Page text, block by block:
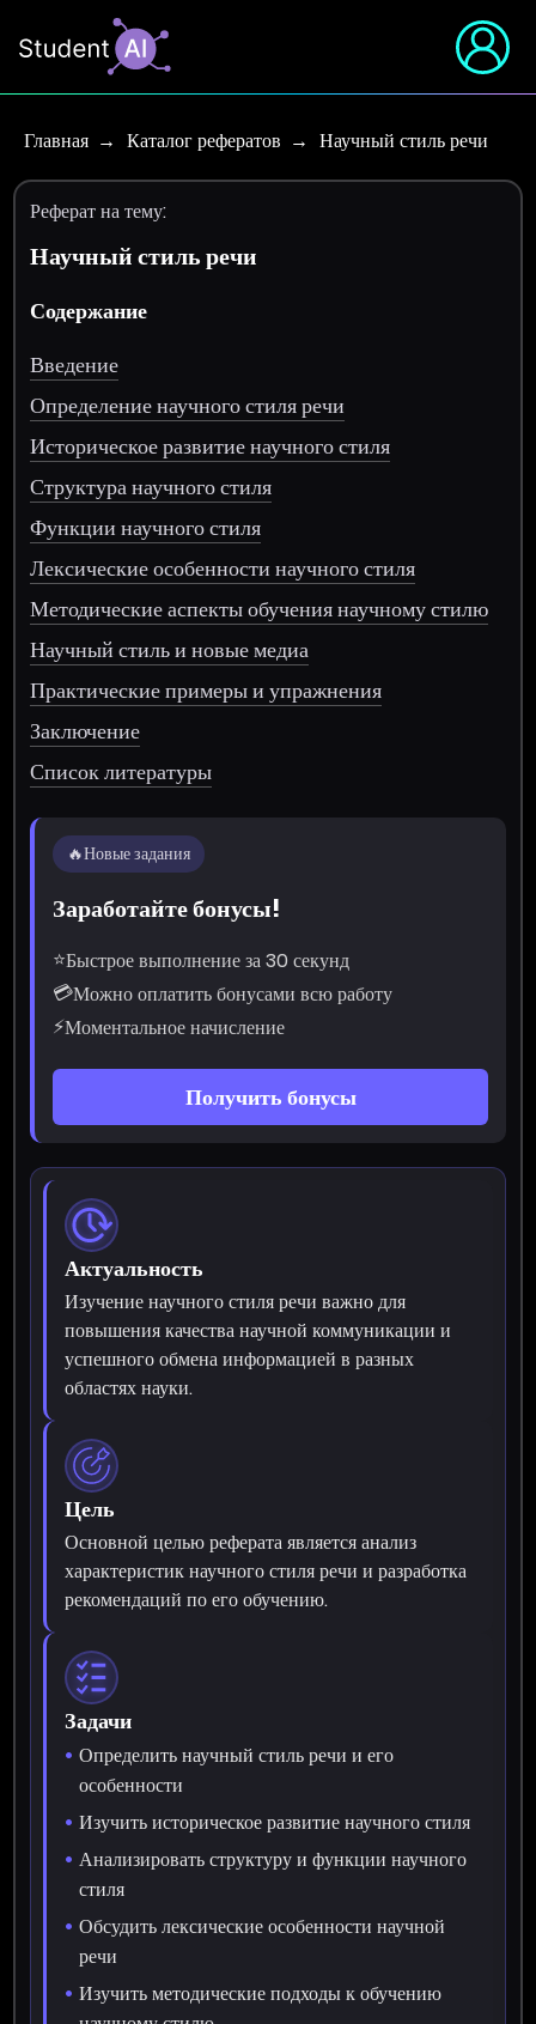
Главная Каталог рефератов Научный стиль речи
Реферат на тему:
Научный стиль речи
Содержание
Введение
Определение научного стиля речи
Историческое развитие научного стиля
Структура научного стиля
Функции научного стиля
Лексические особенности научного стиля
Методические аспекты обучения научному стилю
Научный стиль и новые медиа
Практические примеры и упражнения
Заключение
Список литературы
🔥Новые задания
Заработайте бонусы!
⭐Быстрое выполнение за 30 секунд
💳Можно оплатить бонусами всю работу
⚡Моментальное начисление
Получить бонусы
Актуальность
Изучение научного стиля речи важно для
повышения качества научной коммуникации и
успешного обмена информацией в разных
областях науки.
Цель
Основной целью реферата является анализ
характеристик научного стиля речи и разработка
рекомендаций по его обучению.
Задачи
Определить научный стиль речи и его
особенности
Изучить историческое развитие научного стиля
Анализировать структуру и функции научного
стиля
Обсудить лексические особенности научной
речи
Изучить методические подходы к обучению